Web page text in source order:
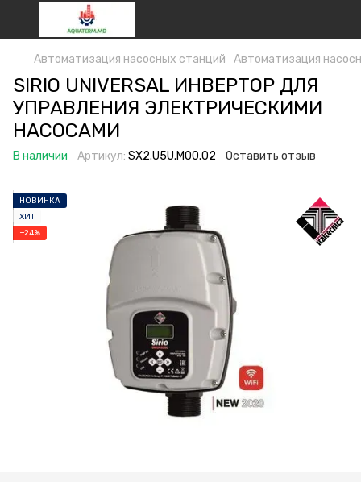
Автоматизация насосных станций Автоматизация
SIRIO UNIVERSAL ИНВЕРТОР ДЛЯ
УПРАВЛЕНИЯ ЭЛЕКТРИЧЕСКИМИ
НАСОСАМИ
В наличии Артикул: SX2.U5U.M00.02 Оставить отзыв
НОВИНКА
ХИТ
−24%